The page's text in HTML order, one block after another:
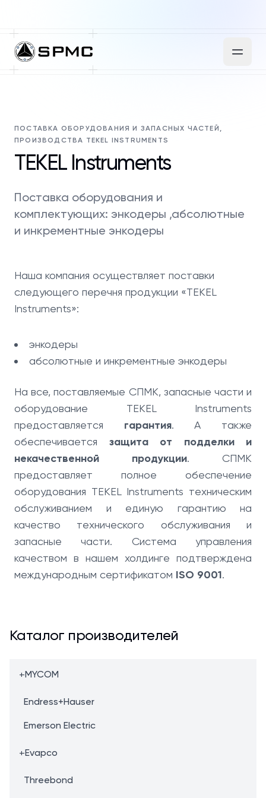
ПОСТАВКА ОБОРУДОВАНИЯ И ЗАПАСНЫХ ЧАСТЕЙ,
ПРОИЗВОДСТВА TEKEL INSTRUMENTS
TEKEL Instruments
Поставка оборудования и
комплектующих: энкодеры ,абсолютные
и инкрементные энкодеры
Наша компания осуществляет поставки
следующего перечня продукции «TEKEL
Instruments»:
энкодеры
абсолютные и инкрементные энкодеры
На все, поставляемые СПМК, запасные части и
оборудование TEKEL Instruments
предоставляется гарантия. А также
обеспечивается защита от подделки и
некачественной продукции. СПМК
предоставляет полное обеспечение
оборудования TEKEL Instruments техническим
обслуживанием и единую гарантию на
качество технического обслуживания и
запасные части. Система управления
качеством в нашем холдинге подтверждена
международным сертификатом ISO 9001.
Каталог производителей
+MYCOM
Endress+Hauser
Emerson Electric
+Evapco
Threebond